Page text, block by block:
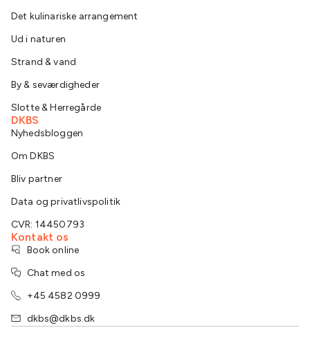
Det kulinariske arrangement
Ud i naturen
Strand & vand
By & seværdigheder
Slotte & Herregårde
DKBS
Nyhedsbloggen
Om DKBS
Bliv partner
Data og privatlivspolitik
CVR: 14450793
Kontakt os
Book online
Chat med os
+45 4582 0999
dkbs@dkbs.dk